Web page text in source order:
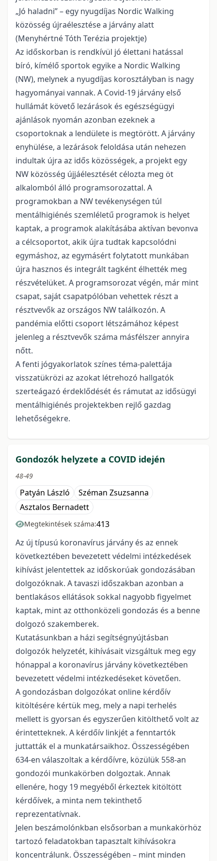
„Jó haladni” – egy nyugdíjas Nordic Walking
közösség újraélesztése a járvány alatt
(Menyhértné Tóth Terézia projektje)
Az időskorban is rendkívül jó élettani hatással
bíró, kímélő sportok egyike a Nordic Walking
(NW), melynek a nyugdíjas korosztályban is nagy
hagyományai vannak. A Covid-19 járvány első
hullámát követő lezárások és egészségügyi
ajánlások nyomán azonban ezeknek a
csoportoknak a lendülete is megtörött. A járvány
enyhülése, a lezárások feloldása után nehezen
indultak újra az idős közösségek, a projekt egy
NW közösség újjáélesztését célozta meg öt
alkalomból álló programsorozattal. A
programokban a NW tevékenységen túl
mentálhigiénés szemléletű programok is helyet
kaptak, a programok alakításába aktívan bevonva
a célcsoportot, akik újra tudtak kapcsolódni
egymáshoz, az egymásért folytatott munkában
újra hasznos és integrált tagként élhették meg
részvételüket. A programsorozat végén, már mint
csapat, saját csapatpólóban vehettek részt a
résztvevők az országos NW találkozón. A
pandémia előtti csoport létszámához képest
jelenleg a résztvevők száma másfélszer annyira
nőtt.
A fenti jógyakorlatok színes téma-palettája
visszatükrözi az azokat létrehozó hallgatók
szerteágazó érdeklődését és rámutat az idősügyi
mentálhigiénés projektekben rejlő gazdag
lehetőségekre.
Gondozók helyzete a COVID idején
48-49
Patyán László
Széman Zsuzsanna
Asztalos Bernadett
Megtekintések száma:413
Az új típusú koronavírus járvány és az ennek
következtében bevezetett védelmi intézkedések
kihívást jelentettek az időskorúak gondozásában
dolgozóknak. A tavaszi időszakban azonban a
bentlakásos ellátások sokkal nagyobb figyelmet
kaptak, mint az otthonközeli gondozás és a benne
dolgozó szakemberek.
Kutatásunkban a házi segítségnyújtásban
dolgozók helyzetét, kihívásait vizsgáltuk meg egy
hónappal a koronavírus járvány következtében
bevezetett védelmi intézkedéseket követően.
A gondozásban dolgozókat online kérdőív
kitöltésére kértük meg, mely a napi terhelés
mellett is gyorsan és egyszerűen kitölthető volt az
érintetteknek. A kérdőív linkjét a fenntartók
juttatták el a munkatársaikhoz. Összességében
634-en válaszoltak a kérdőívre, közülük 558-an
gondozói munkakörben dolgoztak. Annak
ellenére, hogy 19 megyéből érkeztek kitöltött
kérdőívek, a minta nem tekinthető
reprezentatívnak.
Jelen beszámolónkban elsősorban a munkakörhöz
tartozó feladatokban tapasztalt kihívásokra
koncentrálunk. Összességében – mint minden